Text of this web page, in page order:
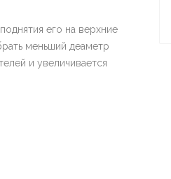
его на верхние
меньший деаметр
и увеличивается